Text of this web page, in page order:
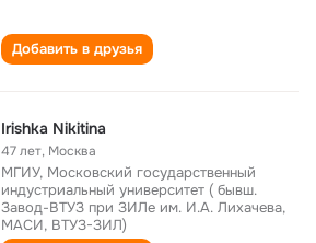
Добавить в друзья
Irishka Nikitina
47 лет, Москва
МГИУ, Московский государственный
индустриальный университет ( бывш.
Завод-ВТУЗ при ЗИЛе им. И.А. Лихачева,
МАСИ, ВТУЗ-ЗИЛ)